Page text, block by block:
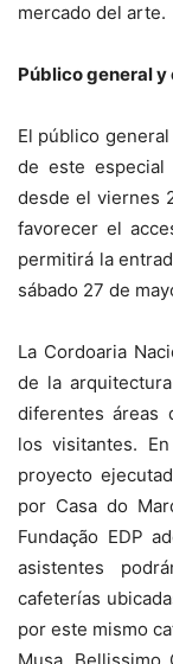
mercado del arte.
Público general y
El público
de este especial
desde el viernes
favorecer el
permitirá la
sábado 27 de
La Cordoaria
de la
diferentes áreas
los visitantes.
proyecto
por Casa do
Fundação EDP
asistentes
cafeterías
por este mismo